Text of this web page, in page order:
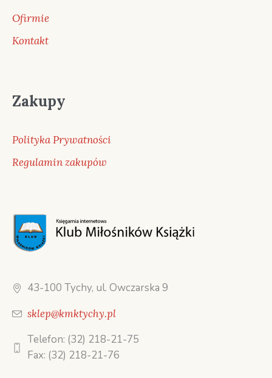
Ofirmie
Kontakt
Zakupy
Polityka Prywatności
Regulamin zakupów
43-100 Tychy, ul. Owczarska 9
sklep@kmktychy.pl
Telefon: (32) 218-21-75
Fax: (32) 218-21-76